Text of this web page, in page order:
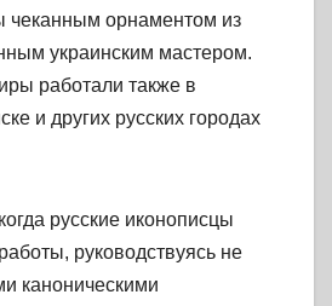
чеканным орнаментом из
украинским мастером.
работали также в
и других русских городах
русские иконописцы
руководствуясь не
каноническими